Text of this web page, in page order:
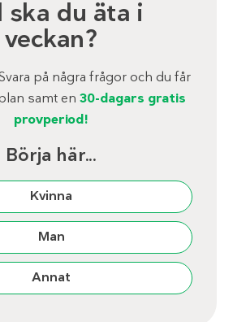
ska du äta i
veckan?
på några frågor och du får
samt en 30-dagars gratis
provperiod!
Börja här...
Kvinna
Man
Annat